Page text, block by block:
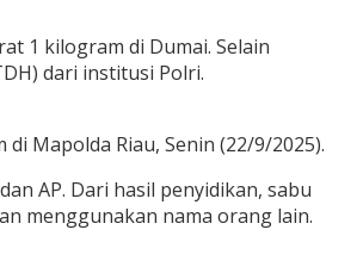
1 kilogram di Dumai. Selain
dari institusi Polri.
Mapolda Riau, Senin (22/9/2025).
AP. Dari hasil penyidikan, sabu
menggunakan nama orang lain.